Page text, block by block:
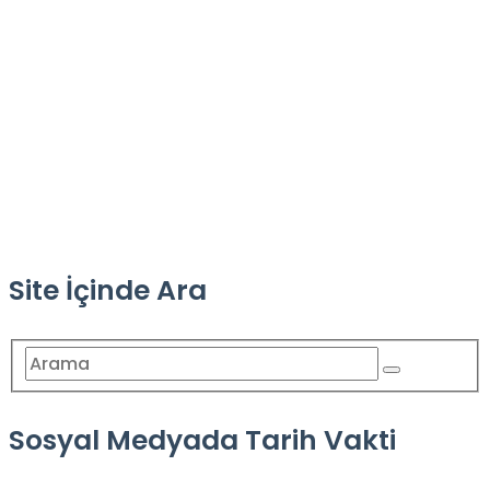
Site İçinde Ara
Sosyal Medyada Tarih Vakti